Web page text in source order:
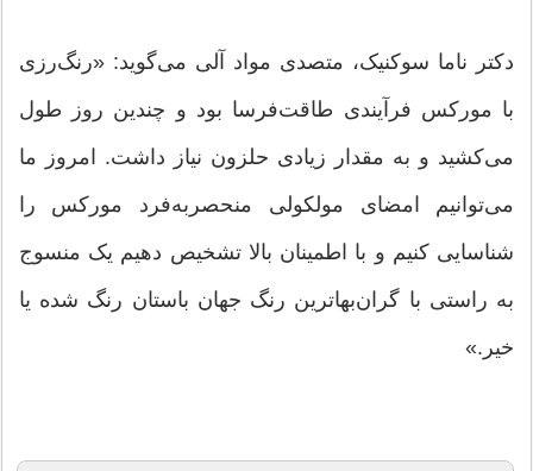
دکتر ناما سوکنیک، متصدی مواد آلی می‌گوید: «رنگ‌رزی
با مورکس فرآیندی طاقت‌فرسا بود و چندین روز طول
می‌کشید و به مقدار زیادی حلزون نیاز داشت. امروز ما
می‌توانیم امضای مولکولی منحصربه‌فرد مورکس را
شناسایی کنیم و با اطمینان بالا تشخیص دهیم یک منسوج
به راستی با گران‌بهاترین رنگ جهان باستان رنگ شده یا
خیر.»